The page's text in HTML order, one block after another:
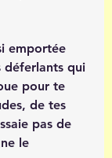
emportée
déferlants qui
pour te
de tes
pas de
le